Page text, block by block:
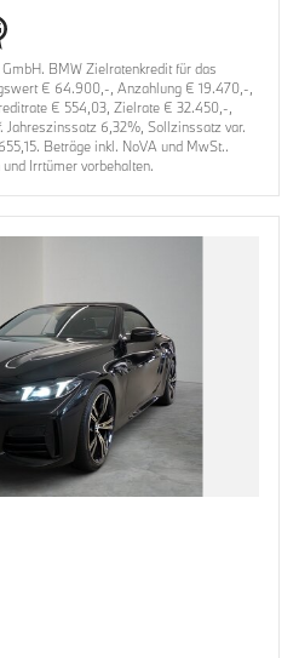
BMW Zielratenkredit für das
€ 64.900,-, Anzahlung € 19.470,-,
€ 554,03, Zielrate € 32.450,-,
6,32%, Sollzinssatz var.
Beträge inkl. NoVA und MwSt..
Irrtümer vorbehalten.